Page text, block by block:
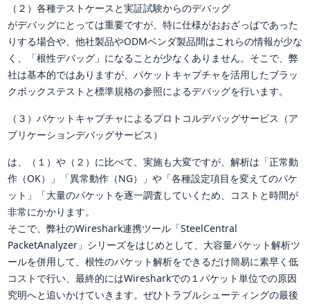
（２）各種テストケースと実証試験からのデバッグ
がデバッグにとっては重要ですが、特に仕様がおおざっぱであった
りする場合や、他社製品やODMベンダ製品間はこれらの情報が少な
く、「根性デバッグ」になることが少なくありません。そこで、弊
社は基本的ではありますが、パケットキャプチャを活用したブラッ
クボックステストと標準規格の参照によるデバッグを行います。
（３）パケットキャプチャによるプロトコルデバッグサービス（ア
プリケーションデバッグサービス）
は、（１）や（２）に比べて、実施も大変ですが、解析は「正常動
作（OK）」「異常動作（NG）」や「各種設定項目を変えてのパケ
ット」「大量のパケットを逐一調査していくため、コストと時間が
非常にかかります。
そこで、弊社のWireshark連携ツール「SteelCentral
PacketAnalyzer」シリーズをはじめとして、大容量パケット解析ツ
ールを併用して、根性のパケット解析をできるだけ簡易に素早く低
コストで行い、最終的にはWiresharkでの１パケット単位での原因
究明へと追いかけていきます。ぜひトラブルシューティングの最後